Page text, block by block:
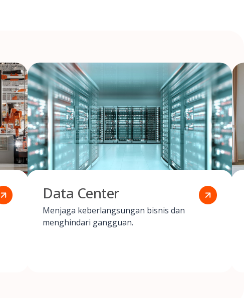
Data Center
Menjaga keberlangsungan bisnis dan
menghindari gangguan.